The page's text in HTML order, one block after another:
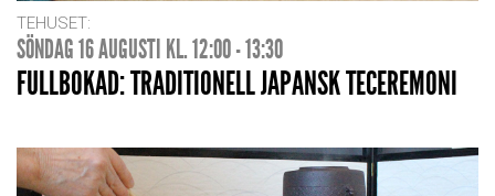
TEHUSET:
SÖNDAG 16 AUGUSTI KL. 12:00 - 13:30
FULLBOKAD: TRADITIONELL JAPANSK TECEREMONI